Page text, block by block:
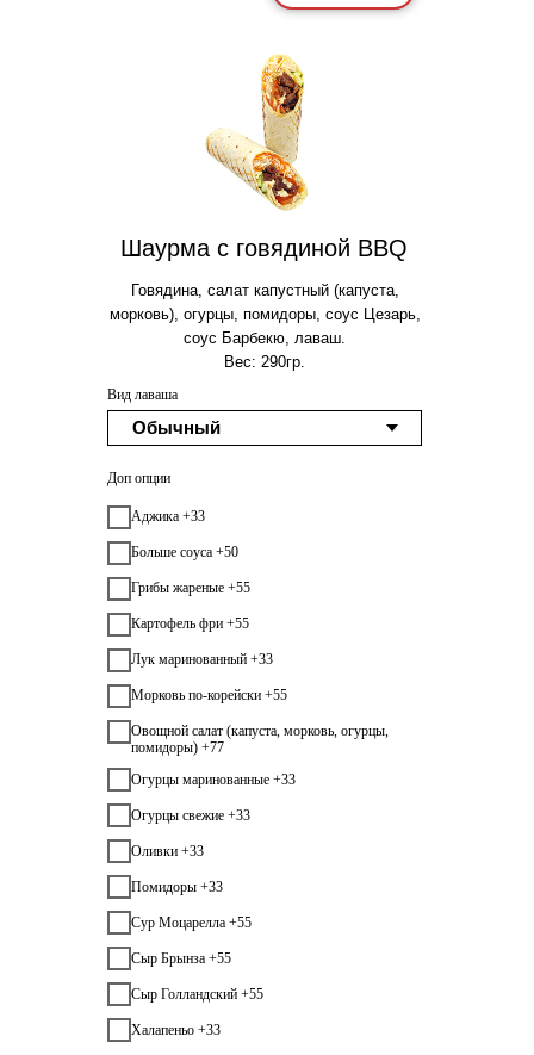
Вид лаваша
Доп опции
Аджика +33
Больше соуса +50
Грибы жареные +55
Картофель фри +55
Лук маринованный +33
Морковь по-корейски +55
Овощной салат (капуста, морковь, огурцы,
помидоры) +77
Огурцы маринованные +33
Огурцы свежие +33
Оливки +33
Помидоры +33
Сур Моцарелла +55
Сыр Брынза +55
Сыр Голландский +55
Халапеньо +33
Говядина, салат капустный (капуста,
морковь), огурцы, помидоры, соус Цезарь,
соус Барбекю, лаваш.
Вес: 290гр.
Шаурма с говядиной BBQ